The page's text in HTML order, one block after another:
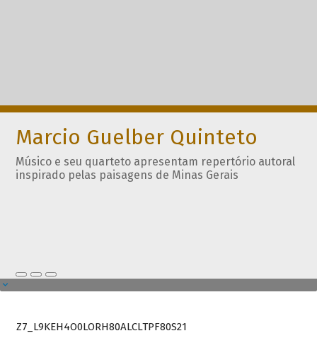
Marcio Guelber Quinteto
Músico e seu quarteto apresentam repertório autoral
inspirado pelas paisagens de Minas Gerais
Z7_L9KEH4O0LORH80ALCLTPF80S21